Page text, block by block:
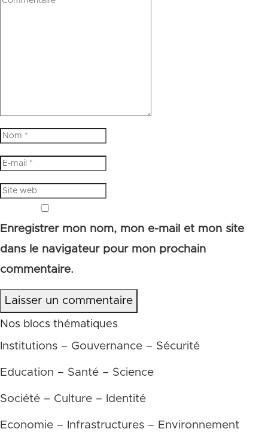
Enregistrer mon nom, mon e-mail et mon site
dans le navigateur pour mon prochain
commentaire.
Laisser un commentaire
Nos blocs thématiques
Institutions – Gouvernance – Sécurité
Education – Santé – Science
Société – Culture – Identité
Economie – Infrastructures – Environnement